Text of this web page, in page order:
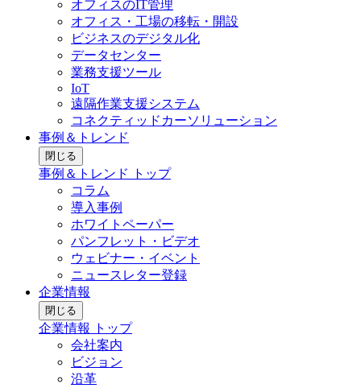
オフィスのIT管理
オフィス・工場の移転・開設
ビジネスのデジタル化
データセンター
業務支援ツール
IoT
遠隔作業支援システム
コネクティッドカーソリューション
事例＆トレンド
閉じる
事例＆トレンド トップ
コラム
導入事例
ホワイトペーパー
パンフレット・ビデオ
ウェビナー・イベント
ニュースレター登録
企業情報
閉じる
企業情報 トップ
会社案内
ビジョン
沿革